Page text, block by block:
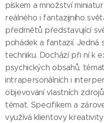
pískem a množství
reálného i fantazijního
předmětů představující
pohádek a fantazií.
techniku. Dochází při ní k
psychických obsahů,
intrapersonálních i
objevování vlastních
témat. Specifikem a
využívá klientovy